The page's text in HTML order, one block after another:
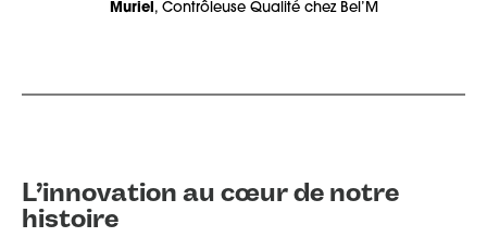
Muriel , Contrôleuse Qualité chez Bel’M
L’innovation au cœur de notre
histoire